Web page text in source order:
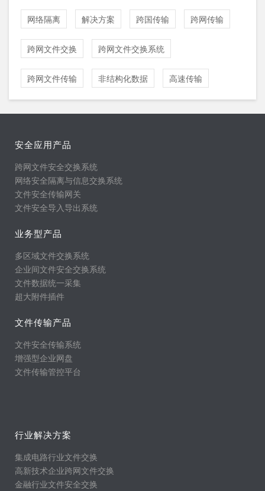
网络隔离 解决方案 跨国传输 跨网传输
跨网文件交换 跨网文件交换系统
跨网文件传输 非结构化数据 高速传输
安全应用产品
跨网文件安全交换系统
网络安全隔离与信息交换系统
文件安全传输网关
文件安全导入导出系统
业务型产品
多区域文件交换系统
企业间文件安全交换系统
文件数据统一采集
超大附件插件
文件传输产品
文件安全传输系统
增强型企业网盘
文件传输管控平台
行业解决方案
集成电路行业文件交换
高新技术企业跨网文件交换
金融行业文件安全交换